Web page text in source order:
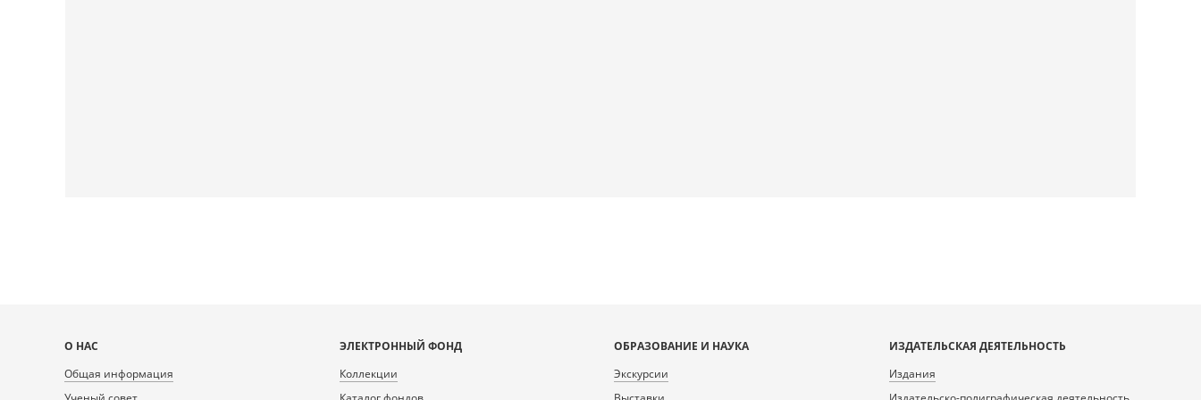
Карта
сайта
О НАС
Общая информация
ЭЛЕКТРОННЫЙ ФОНД
Коллекции
ОБРАЗОВАНИЕ И НАУКА
Экскурсии
ИЗДАТЕЛЬСКАЯ ДЕЯТЕЛЬНОСТЬ
Издания